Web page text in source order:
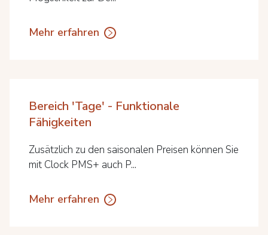
Mehr erfahren
Bereich 'Tage' - Funktionale
Fähigkeiten
Zusätzlich zu den saisonalen Preisen können Sie
mit Clock PMS+ auch P...
Mehr erfahren